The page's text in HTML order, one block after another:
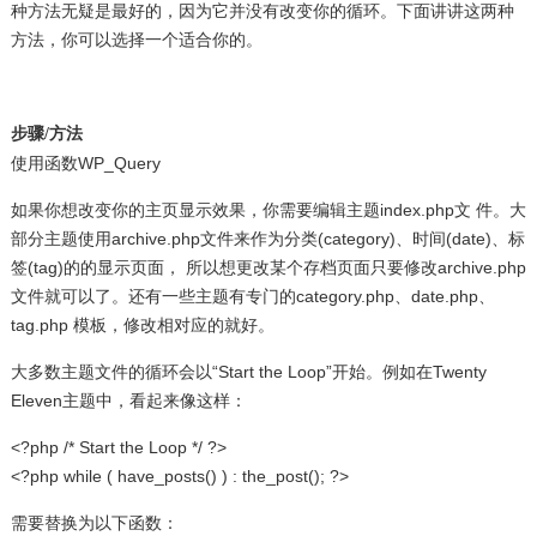
种方法无疑是最好的，因为它并没有改变你的循环。下面讲讲这两种
方法，你可以选择一个适合你的。
步骤/方法
使用函数WP_Query
如果你想改变你的主页显示效果，你需要编辑主题index.php文 件。大
部分主题使用archive.php文件来作为分类(category)、时间(date)、标
签(tag)的的显示页面， 所以想更改某个存档页面只要修改archive.php
文件就可以了。还有一些主题有专门的category.php、date.php、
tag.php 模板，修改相对应的就好。
大多数主题文件的循环会以“Start the Loop”开始。例如在Twenty
Eleven主题中，看起来像这样：
<?php /* Start the Loop */ ?>
<?php while ( have_posts() ) : the_post(); ?>
需要替换为以下函数：